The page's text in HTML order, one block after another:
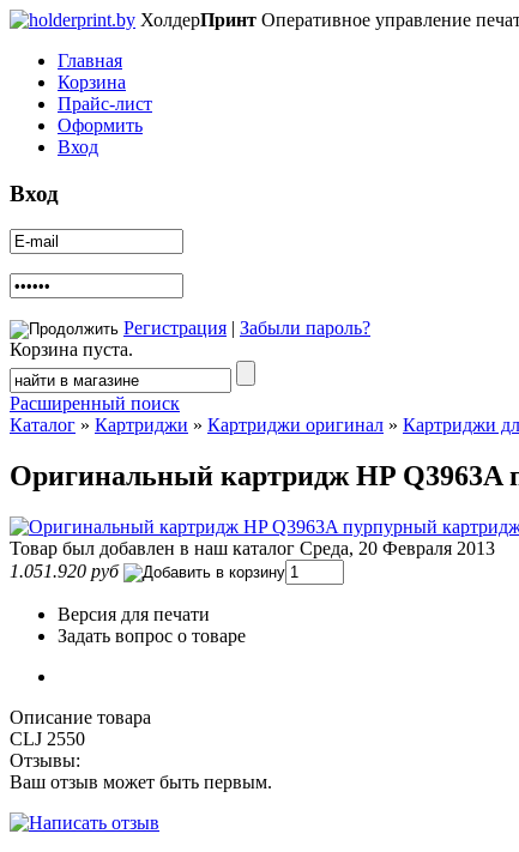
ХолдерПринт Оперативное управление
Главная
Корзина
Прайс-лист
Оформить
Вход
Вход
Регистрация | Забыли пароль?
Корзина пуста.
Расширенный поиск
Каталог » Картриджи » Картриджи оригинал » Картриджи
Оригинальный картридж HP Q3963A
Товар был добавлен в наш каталог Среда, 20 Февраля 2013
1.051.920 руб
Версия для печати
Задать вопрос о товаре
Описание товара
CLJ 2550
Отзывы:
Ваш отзыв может быть первым.